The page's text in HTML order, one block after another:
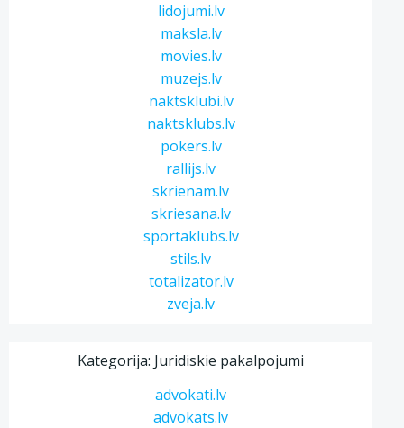
lidojumi.lv
maksla.lv
movies.lv
muzejs.lv
naktsklubi.lv
naktsklubs.lv
pokers.lv
rallijs.lv
skrienam.lv
skriesana.lv
sportaklubs.lv
stils.lv
totalizator.lv
zveja.lv
Kategorija: Juridiskie pakalpojumi
advokati.lv
advokats.lv